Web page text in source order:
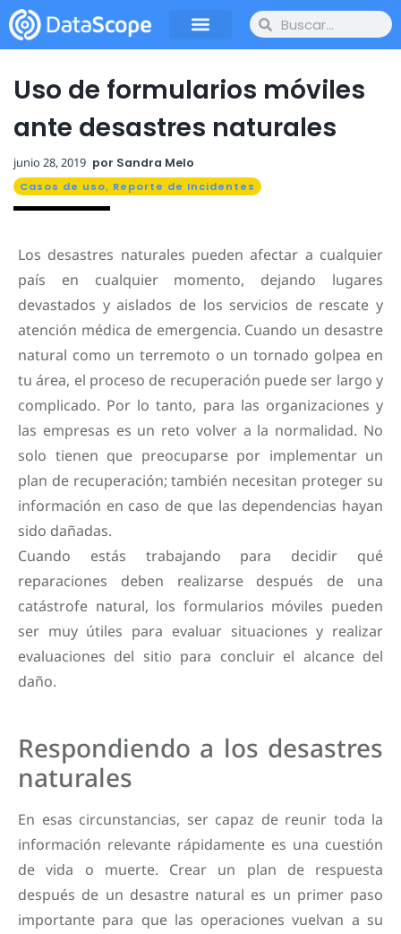
Uso de formularios móviles
ante desastres naturales
junio 28, 2019 por Sandra Melo
Casos de uso, Reporte de Incidentes
Los desastres naturales pueden afectar a cualquier
país en cualquier momento, dejando lugares
devastados y aislados de los servicios de rescate y
atención médica de emergencia. Cuando un desastre
natural como un terremoto o un tornado golpea en
tu área, el proceso de recuperación puede ser largo y
complicado. Por lo tanto, para las organizaciones y
las empresas es un reto volver a la normalidad. No
solo tienen que preocuparse por implementar un
plan de recuperación; también necesitan proteger su
información en caso de que las dependencias hayan
sido dañadas.
Cuando estás trabajando para decidir qué
reparaciones deben realizarse después de una
catástrofe natural, los formularios móviles pueden
ser muy útiles para evaluar situaciones y realizar
evaluaciones del sitio para concluir el alcance del
daño.
Respondiendo a los desastres
naturales
En esas circunstancias, ser capaz de reunir toda la
información relevante rápidamente es una cuestión
de vida o muerte. Crear un plan de respuesta
después de un desastre natural es un primer paso
importante para que las operaciones vuelvan a su